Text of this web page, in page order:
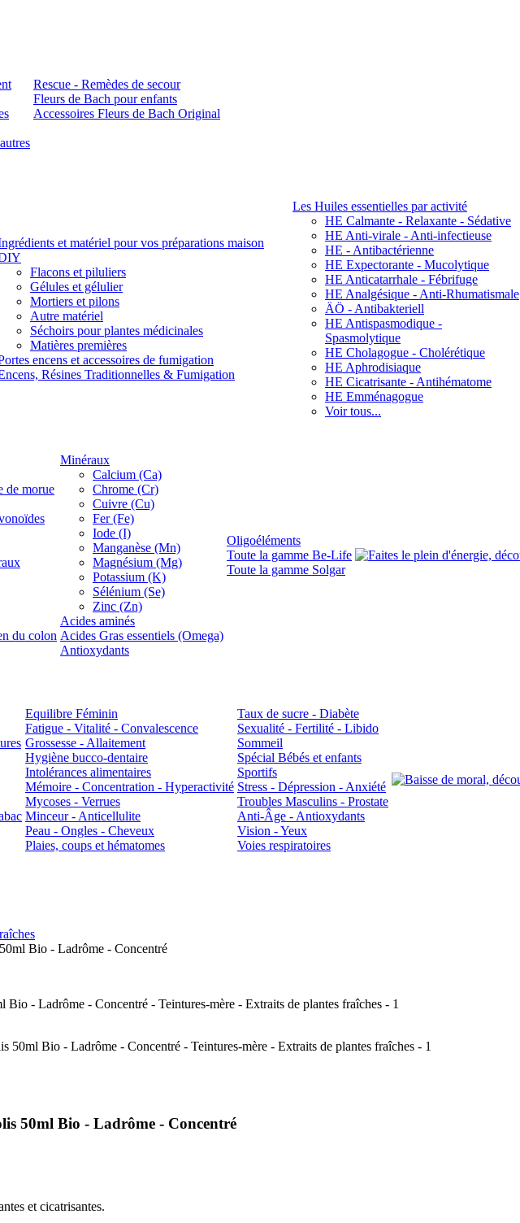
Rescue - Remèdes de secour
Fleurs de Bach pour enfants
Accessoires Fleurs de Bach Original
et matériel pour vos préparations maison
Flacons et piluliers
Gélules et gélulier
Mortiers et pilons
Autre matériel
Séchoirs pour plantes médicinales
Matières premières
encens et accessoires de fumigation
Résines Traditionnelles & Fumigation
Les Huiles essentielles par activité
HE Calmante - Relaxante - Sédative
HE Anti-virale - Anti-infectieuse
HE - Antibactérienne
HE Expectorante - Mucolytique
HE Anticatarrhale - Fébrifuge
HE Analgésique - Anti-Rhumatismale
ÄÖ - Antibakteriell
HE Antispasmodique -
Spasmolytique
HE Cholagogue - Cholérétique
HE Aphrodisiaque
HE Cicatrisante - Antihématome
HE Emménagogue
Voir tous...
de morue
du colon
Minéraux
Calcium (Ca)
Chrome (Cr)
Cuivre (Cu)
Fer (Fe)
Iode (I)
Manganèse (Mn)
Magnésium (Mg)
Potassium (K)
Sélénium (Se)
Zinc (Zn)
Acides aminés
Acides Gras essentiels (Omega)
Antioxydants
Oligoéléments
Toute la gamme Be-Life
Toute la gamme Solgar
Equilibre Féminin
Fatigue - Vitalité - Convalescence
Grossesse - Allaitement
Hygiène bucco-dentaire
Intolérances alimentaires
Mémoire - Concentration - Hyperactivité
Mycoses - Verrues
Minceur - Anticellulite
Peau - Ongles - Cheveux
Plaies, coups et hématomes
Taux de sucre - Diabète
Sexualité - Fertilité - Libido
Sommeil
Spécial Bébés et enfants
Sportifs
Stress - Dépression - Anxiété
Troubles Masculins - Prostate
Anti-Âge - Antioxydants
Vision - Yeux
Voies respiratoires
Bio - Ladrôme - Concentré
50ml Bio - Ladrôme - Concentré
et cicatrisantes.